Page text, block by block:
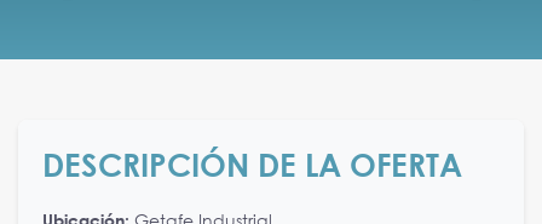
DESCRIPCIÓN DE LA OFERTA
Ubicación: Getafe Industrial